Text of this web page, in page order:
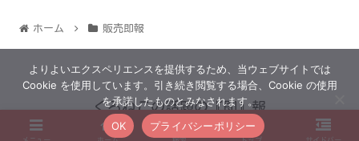
ホーム 販売即報
くろねこの話題の『即』報
© 2022 くろねこの話題の『即』報.
よりよいエクスペリエンスを提供するため、当ウェブサイトでは
Cookie を使用しています。引き続き閲覧する場合、Cookie の使用
を承諾したものとみなされます。
OK
プライバシーポリシー